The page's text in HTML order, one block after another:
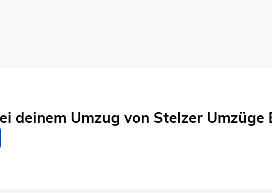
deinem Umzug von Stelzer Umzüge